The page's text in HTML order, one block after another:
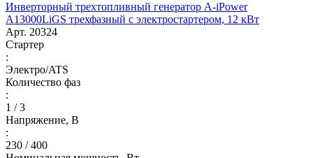
Инверторный трехтопливный генератор A-iPower
A13000LiGS трехфазный с электростартером, 12 кВт
Арт. 20324
Стартер
:
Электро/ATS
Количество фаз
:
1 / 3
Напряжение, В
:
230 / 400